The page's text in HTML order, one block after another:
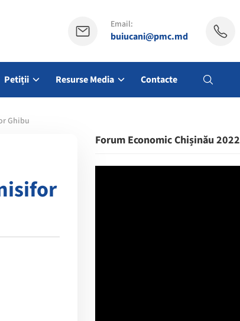
Email:
buiucani@pmc.md
Petiții Resurse Media Contacte
Ghibu
Forum Economic Chișinău 2022